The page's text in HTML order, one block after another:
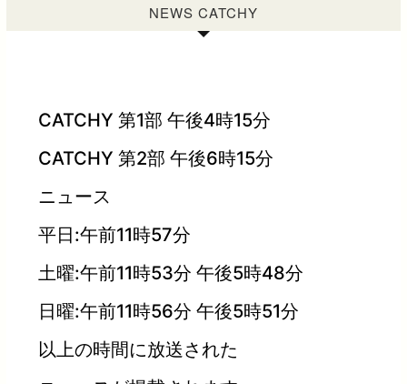
NEWS CATCHY
CATCHY 第1部 午後4時15分
CATCHY 第2部 午後6時15分
ニュース
平日:午前11時57分
土曜:午前11時53分 午後5時48分
日曜:午前11時56分 午後5時51分
以上の時間に放送された